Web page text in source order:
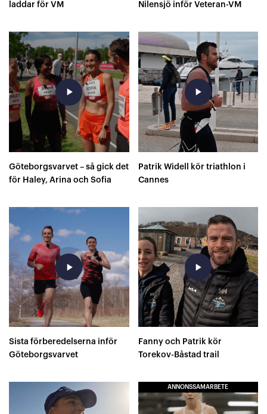
laddar för VM
Nilensjö inför Veteran-VM
play_arrow
Göteborgsvarvet – så gick det
för Haley, Arina och Sofia
play_arrow
Patrik Widell kör triathlon i
Cannes
play_arrow
Sista förberedelserna inför
Göteborgsvarvet
play_arrow
Fanny och Patrik kör
Torekov-Båstad trail
ANNONSSAMARBETE